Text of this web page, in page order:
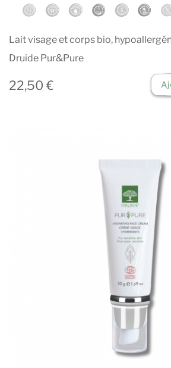
Lait visage et corps bio,
Druide Pur&Pure
22,50 €